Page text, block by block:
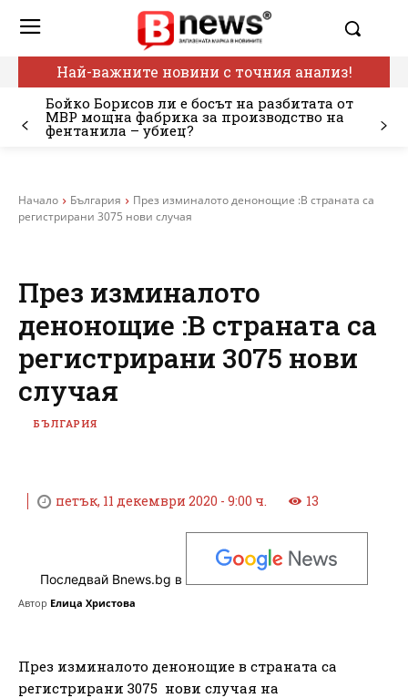
Най-важните новини с точния анализ!
Бойко Борисов ли е босът на разбитата от
МВР мощна фабрика за производство на
фентанила – убиец?
Начало България
През изминалото денонощие :В страната са
регистрирани 3075 нови случая
През изминалото
денонощие :В страната са
регистрирани 3075 нови
случая
БЪЛГАРИЯ
петък, 11 декември 2020 - 9:00 ч. 13
Последвай Bnews.bg в
Автор Елица Христова
През изминалото денонощие в страната са
регистрирани 3075 нови случая на